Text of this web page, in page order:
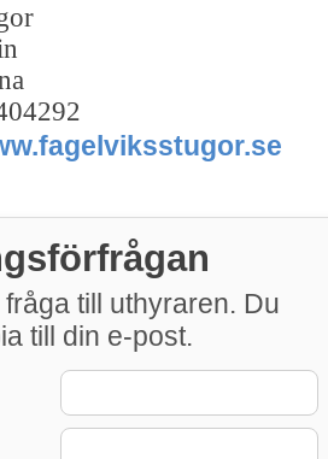
till uthyraren. Du
till din e-post.